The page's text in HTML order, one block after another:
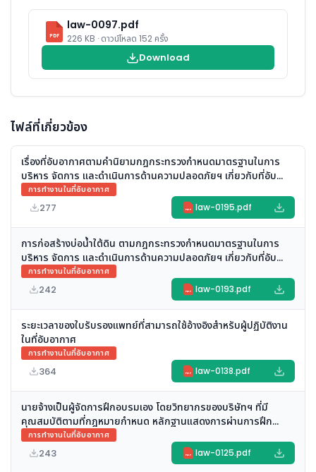
PDF
law-0097.pdf
226 KB · ดาวน์โหลด 152 ครั้ง
Download
ไฟล์ที่เกี่ยวข้อง
เรื่องที่อับอากาศตามคำนิยามกฎกระทรวงกำหนดมาตรฐานในการ
บริหาร จัดการ และดำเนินการด้านความปลอดภัยฯ เกี่ยวกับที่อับ
อากาศ พ.ศ. ๒๕๖๒
การทำงานในที่อับอากาศ
277 PDF law-0195.pdf
การก่อสร้างบ่อน้ำใต้ดิน ตามกฎกระทรวงกำหนดมาตรฐานในการ
บริหาร จัดการ และดำเนินการด้านความปลอดภัยฯ เกี่ยวกับที่อับ
อากาศ พ.ศ. ๒๕๖๒
การทำงานในที่อับอากาศ
242 PDF law-0193.pdf
ระยะเวลาของใบรับรองแพทย์ที่สามารถใช้อ้างอิงสำหรับผู้ปฏิบัติงาน
ในที่อับอากาศ
การทำงานในที่อับอากาศ
364 PDF law-0138.pdf
นายจ้างเป็นผู้จัดการฝึกอบรมเอง โดยวิทยากรของบริษัทฯ ที่มี
คุณสมบัติตามที่กฎหมายกำหนด หลักฐานแสดงการผ่านการฝึก
อบรมนั้นจะสามารถนำไปใช้ในการทำงาน ให้กับบริษัท A ได้หรือไม่
การทำงานในที่อับอากาศ
243 PDF law-0125.pdf